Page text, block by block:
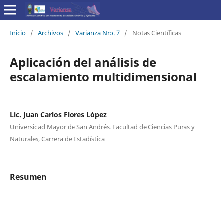
Inicio / Archivos / Varianza Nro. 7 / Notas Científicas
Aplicación del análisis de
escalamiento multidimensional
Lic. Juan Carlos Flores López
Universidad Mayor de San Andrés, Facultad de Ciencias Puras y
Naturales, Carrera de Estadística
Resumen